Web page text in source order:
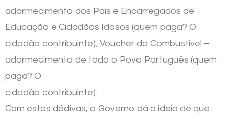
adormecimento dos Pais e Encarregados de
Educação e Cidadãos Idosos (quem paga? O
cidadão contribuinte); Voucher do Combustível –
adormecimento de todo o Povo Português (quem
paga? O
cidadão contribuinte).
Com estas dádivas, o Governo dá a ideia de que